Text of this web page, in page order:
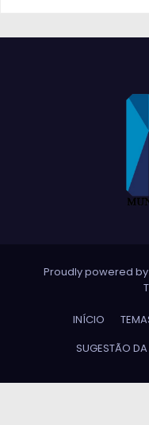
Proudly powered
INÍCIO
SUGESTÃO